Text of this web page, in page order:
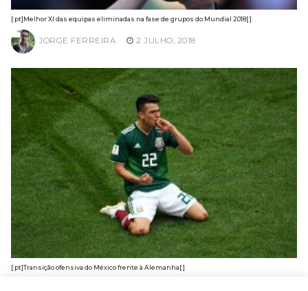
[:pt]Melhor XI das equipas eliminadas na fase de grupos do Mundial 2018[:]
JORGE FERREIRA 2 JULHO, 2018
[:pt]Transição ofensiva do México frente à Alemanha[:]